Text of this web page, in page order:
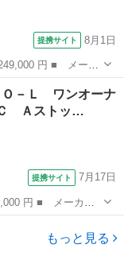
提携サイト 8月1日
ード名： １．５
キ ■ 排気量：
Ｏ－Ｌ ワンオーナ
Ａストッ…
提携サイト 7月17日
ード名： ＥＣＯ
トップ ■ 排気
もっと見る